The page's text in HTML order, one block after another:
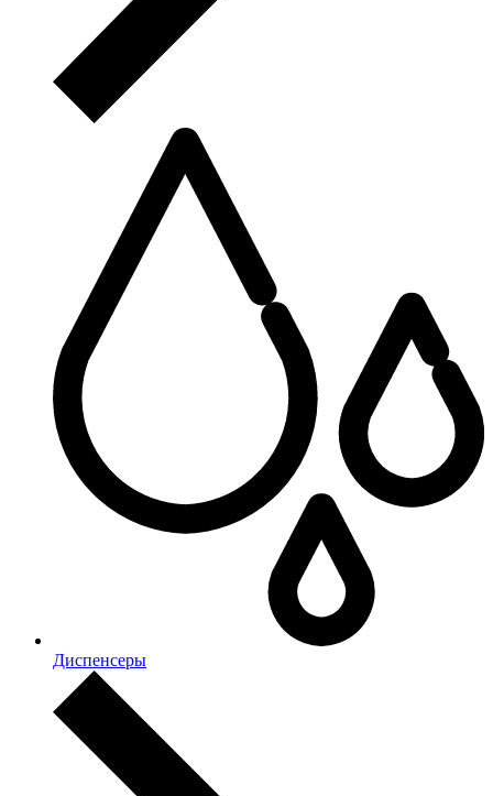
Диспенсеры